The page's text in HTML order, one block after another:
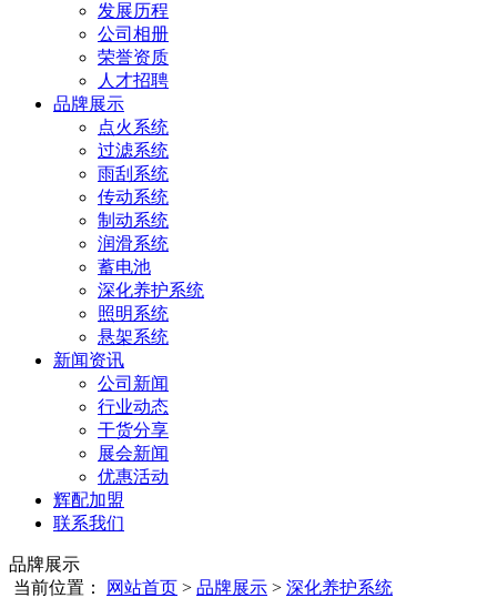
发展历程
公司相册
荣誉资质
人才招聘
品牌展示
点火系统
过滤系统
雨刮系统
传动系统
制动系统
润滑系统
蓄电池
深化养护系统
照明系统
悬架系统
新闻资讯
公司新闻
行业动态
干货分享
展会新闻
优惠活动
辉配加盟
联系我们
品牌展示
当前位置：
网站首页 > 品牌展示 > 深化养护系统